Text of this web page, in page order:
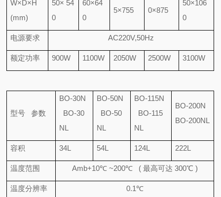
W×D×H
(mm)
50× 54
0
60×64
0
5×755
0×875
50×106
0
电源要求 AC220V,50Hz
额定功率 900W 1100W 2050W 2500W 3100W
型号 参数
BO-30N
BO-30
NL
BO-50N
BO-50
NL
BO-115N
BO-115
NL
BO-200N
BO-200NL
容积 34L 54L 124L 222L
温度范围 Amb+10℃ ~200℃ ( 最高可达 300℃ )
温度分辨率 0.1℃